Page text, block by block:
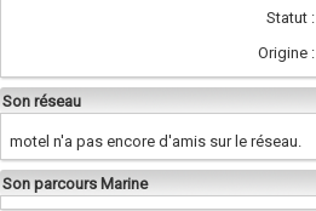
Statut :
Origine :
Son réseau
motel n'a pas encore d'amis sur le réseau.
Son parcours Marine